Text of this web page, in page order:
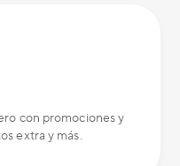
con promociones y
extra y más.